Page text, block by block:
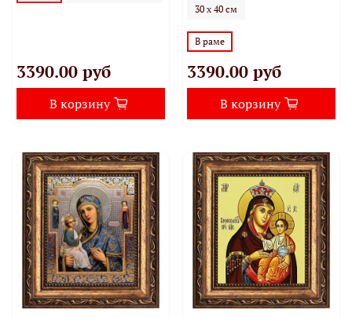
3390.00 руб
В корзину
30 х 40 см
В раме
3390.00 руб
В корзину